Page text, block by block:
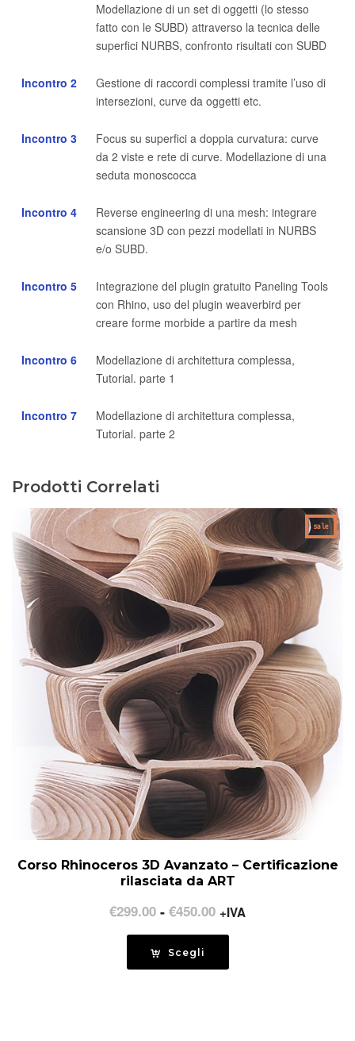
Modellazione di un set di oggetti (lo stesso
fatto con le SUBD) attraverso la tecnica delle
superfici NURBS, confronto risultati con SUBD
Incontro 2
Gestione di raccordi complessi tramite l’uso di
intersezioni, curve da oggetti etc.
Incontro 3
Focus su superfici a doppia curvatura: curve
da 2 viste e rete di curve. Modellazione di una
seduta monoscocca
Incontro 4
Reverse engineering di una mesh: integrare
scansione 3D con pezzi modellati in NURBS
e/o SUBD.
Incontro 5
Integrazione del plugin gratuito Paneling Tools
con Rhino, uso del plugin weaverbird per
creare forme morbide a partire da mesh
Incontro 6
Modellazione di architettura complessa,
Tutorial. parte 1
Incontro 7
Modellazione di architettura complessa,
Tutorial. parte 2
Prodotti Correlati
sale
Corso Rhinoceros 3D Avanzato – Certificazione
rilasciata da ART
€299.00 - €450.00Fascia
di
da
+IVA
Scegli